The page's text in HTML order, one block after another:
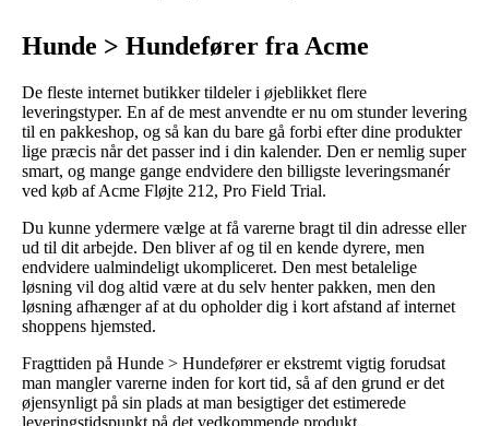
Hunde > Hundefører fra Acme
De fleste internet butikker tildeler i øjeblikket flere
leveringstyper. En af de mest anvendte er nu om stunder levering
til en pakkeshop, og så kan du bare gå forbi efter dine produkter
lige præcis når det passer ind i din kalender. Den er nemlig super
smart, og mange gange endvidere den billigste leveringsmanér
ved køb af Acme Fløjte 212, Pro Field Trial.
Du kunne ydermere vælge at få varerne bragt til din adresse eller
ud til dit arbejde. Den bliver af og til en kende dyrere, men
endvidere ualmindeligt ukompliceret. Den mest betalelige
løsning vil dog altid være at du selv henter pakken, men den
løsning afhænger af at du opholder dig i kort afstand af internet
shoppens hjemsted.
Fragttiden på Hunde > Hundefører er ekstremt vigtig forudsat
man mangler varerne inden for kort tid, så af den grund er det
øjensynligt på sin plads at man besigtiger det estimerede
leveringstidspunkt på det vedkommende produkt.